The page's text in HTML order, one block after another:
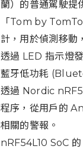
蘭）的普通駕駛提
「Tom by
計，用於偵測移動
透過 LED 指示燈
藍牙低功耗
透過 Nordic
程序，從用戶的
相關的警報。
nRF54L10 SoC